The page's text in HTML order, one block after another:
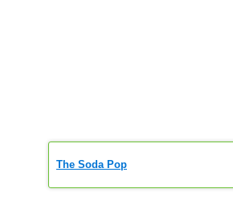
The Soda Pop